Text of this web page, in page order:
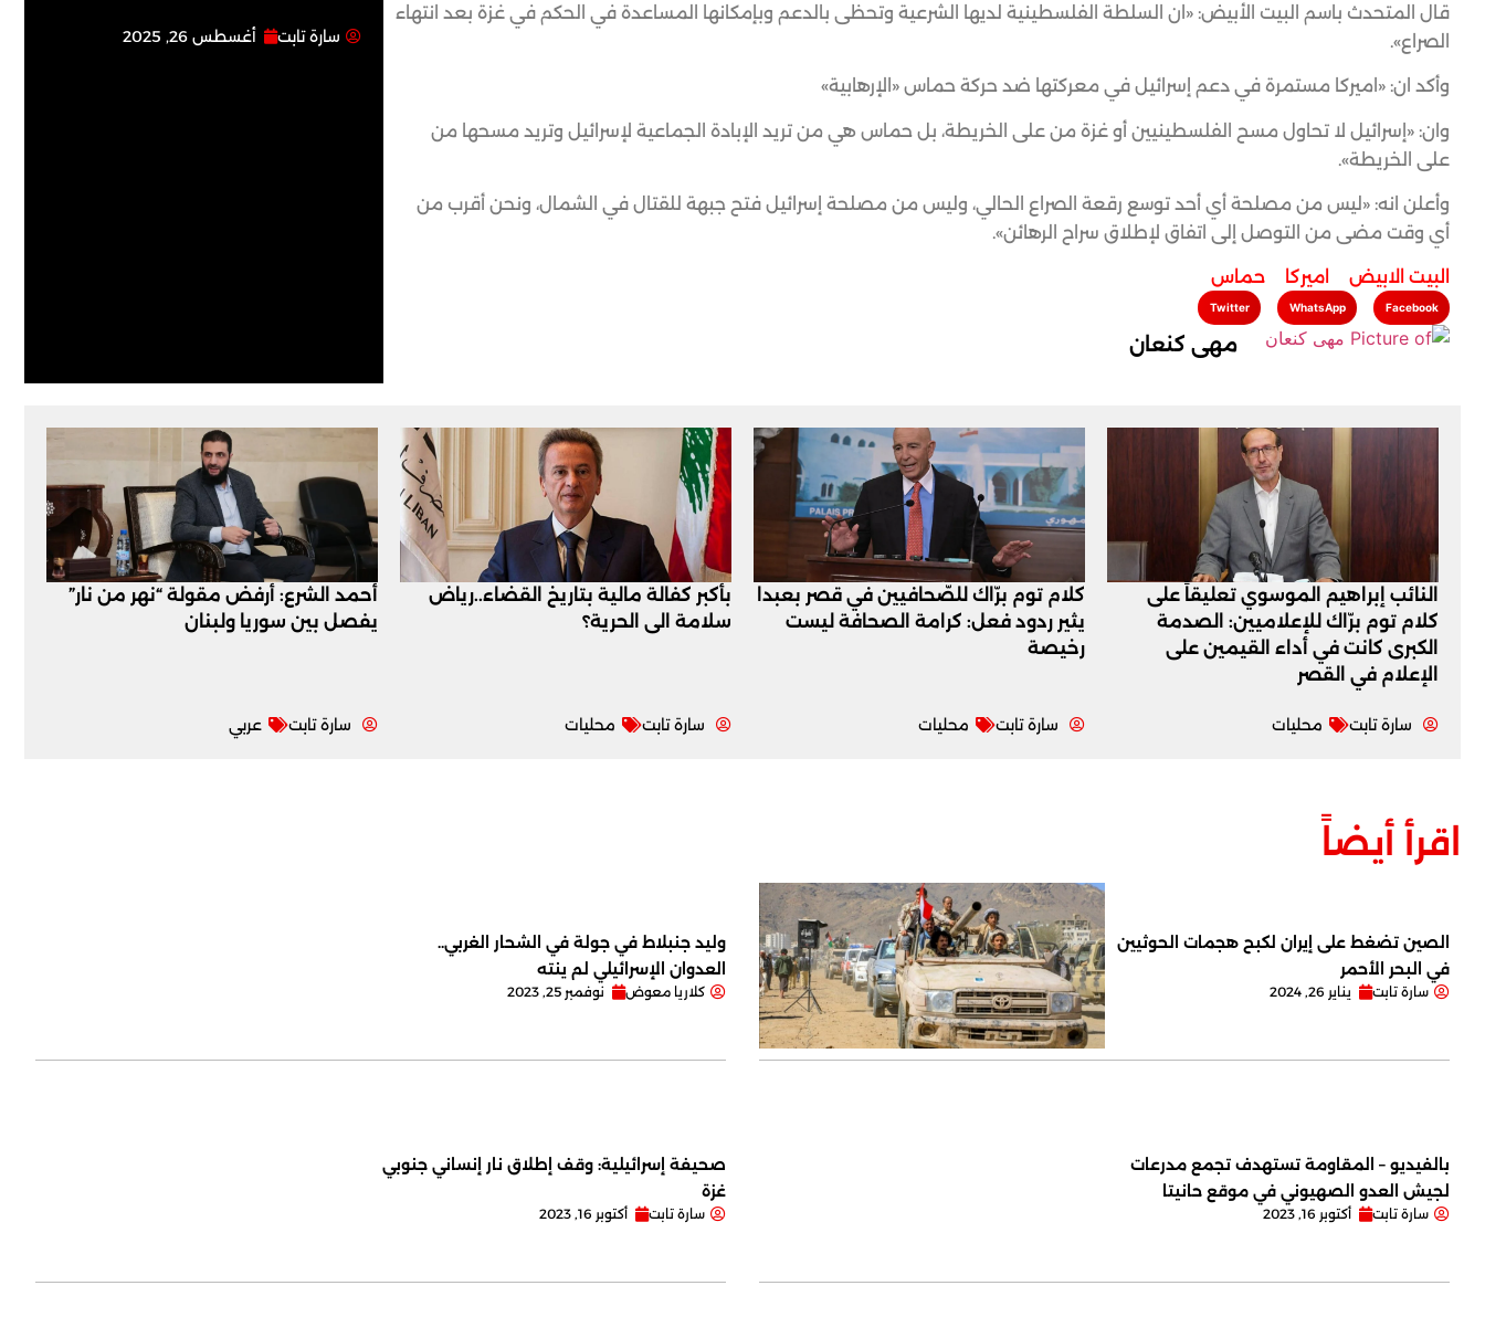
سارة تابت أغسطس 26, 2025
قال المتحدث باسم البيت الأبيض: «ان السلطة الفلسطينية لديها الشرعية وتحظى بالدعم وبإمكانها المساعدة في الحكم في غزة بعد انتهاء
الصراع».
وأكد ان: «اميركا مستمرة في دعم إسرائيل في معركتها ضد حركة حماس «الإرهابية»
وان: «إسرائيل لا تحاول مسح الفلسطينيين أو غزة من على الخريطة، بل حماس هي من تريد الإبادة الجماعية لإسرائيل وتريد مسحها من
على الخريطة».
وأعلن انه: «ليس من مصلحة أي أحد توسع رقعة الصراع الحالي، وليس من مصلحة إسرائيل فتح جبهة للقتال في الشمال، ونحن أقرب من
أي وقت مضى من التوصل إلى اتفاق لإطلاق سراح الرهائن».
البيت الابيض اميركا حماس
Facebook
WhatsApp
Twitter
مهى كنعان
النائب إبراهيم الموسوي تعليقاً على
كلام توم برّاك للإعلاميين: الصدمة
الكبرى كانت في أداء القيمين على
‏الإعلام في القصر
سارة تابت محليات
كلام توم برّاك للصّحافيين في قصر بعبدا
يثير ردود فعل: كرامة الصحافة ليست
رخيصة
سارة تابت محليات
بأكبر كفالة مالية بتاريخ القضاء..رياض
سلامة الى الحرية؟
سارة تابت محليات
أحمد الشرع: أرفض مقولة “نهر من نار”
يفصل بين سوريا ولبنان
سارة تابت عربي
اقرأ أيضاً
الصين تضغط على إيران لكبح هجمات الحوثيين
في البحر الأحمر
سارة تابت يناير 26, 2024
وليد جنبلاط في جولة في الشحار الغربي..
العدوان الإسرائيلي لم ينته
كلاريا معوض نوفمبر 25, 2023
بالفيديو – المقاومة تستهدف تجمع مدرعات
لجيش العدو الصهيوني في موقع حانيتا
سارة تابت أكتوبر 16, 2023
صحيفة إسرائيلية: وقف إطلاق نار إنساني جنوبي
غزة
سارة تابت أكتوبر 16, 2023